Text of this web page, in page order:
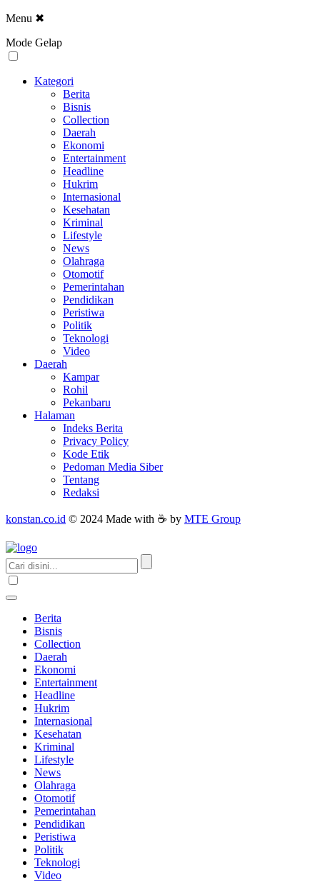
Menu ✖
Mode Gelap
Kategori
Berita
Bisnis
Collection
Daerah
Ekonomi
Entertainment
Headline
Hukrim
Internasional
Kesehatan
Kriminal
Lifestyle
News
Olahraga
Otomotif
Pemerintahan
Pendidikan
Peristiwa
Politik
Teknologi
Video
Daerah
Kampar
Rohil
Pekanbaru
Halaman
Indeks Berita
Privacy Policy
Kode Etik
Pedoman Media Siber
Tentang
Redaksi
konstan.co.id © 2024 Made with ☕ by MTE Group
Berita
Bisnis
Collection
Daerah
Ekonomi
Entertainment
Headline
Hukrim
Internasional
Kesehatan
Kriminal
Lifestyle
News
Olahraga
Otomotif
Pemerintahan
Pendidikan
Peristiwa
Politik
Teknologi
Video